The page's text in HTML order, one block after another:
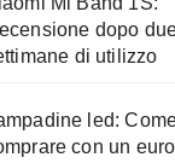
dopo
di utilizzo
led:
con un euro